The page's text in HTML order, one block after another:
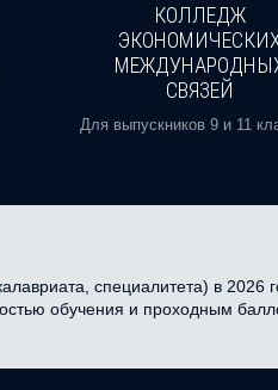
КОЛЛЕДЖ
СВЯЗЕЙ
Для выпускников 9 и 11
специалитета) в 2026
обучения и проходным